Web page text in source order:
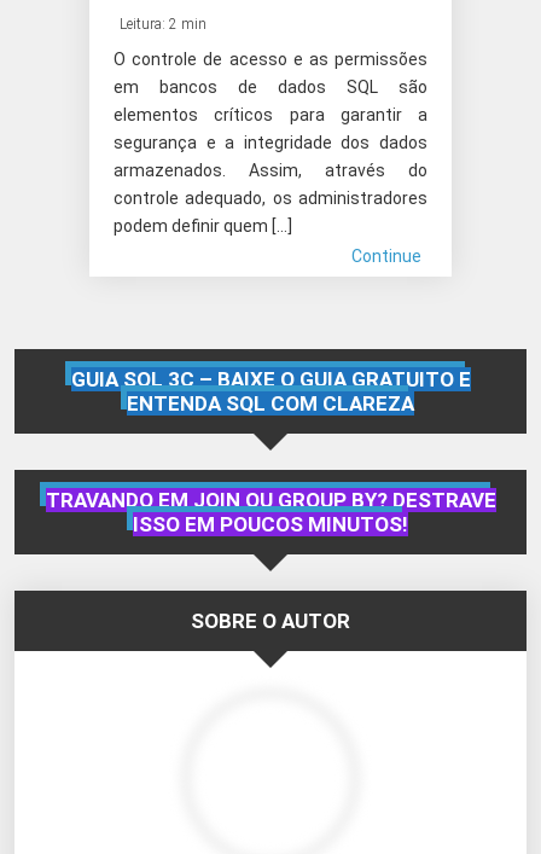
Leitura: 2 min
O controle de acesso e as permissões
em bancos de dados SQL são
elementos críticos para garantir a
segurança e a integridade dos dados
armazenados. Assim, através do
controle adequado, os administradores
podem definir quem […]
Continue
GUIA SQL 3C – BAIXE O GUIA GRATUITO E
ENTENDA SQL COM CLAREZA
TRAVANDO EM JOIN OU GROUP BY? DESTRAVE
ISSO EM POUCOS MINUTOS!
SOBRE O AUTOR